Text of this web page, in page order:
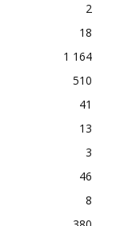
2
18
1 164
510
41
13
3
46
8